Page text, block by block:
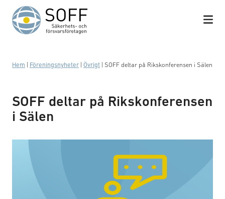
Hoppa till innehåll
Hem Föreningsnyheter Övrigt SOFF deltar på Rikskonferensen i Sälen
SOFF deltar på Rikskonferensen
i Sälen